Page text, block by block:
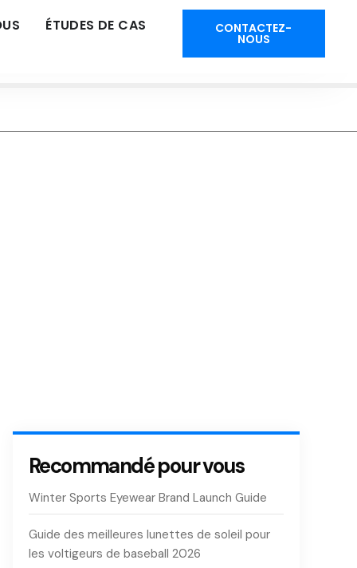
ÉTUDES DE CAS
CONTACTEZ-
NOUS
Recommandé pour vous
Winter Sports Eyewear Brand Launch Guide
Guide des meilleures lunettes de soleil pour
les voltigeurs de baseball 2026